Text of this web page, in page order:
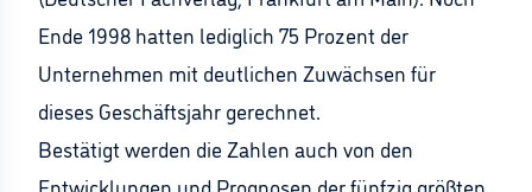
Ende 1998 hatten lediglich 75 Prozent der
Unternehmen mit deutlichen Zuwächsen für
dieses Geschäftsjahr gerechnet.
Bestätigt werden die Zahlen auch von den
Entwicklungen und Prognosen der fünfzig größten